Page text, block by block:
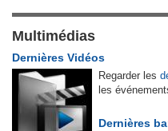
Multimédias
Dernières Vidéos
Regarder les
les
Dernières